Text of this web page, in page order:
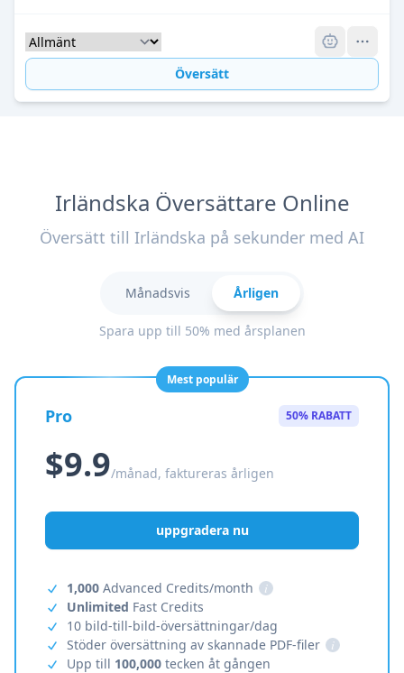
Översätt
Irländska Översättare Online
Översätt till Irländska på sekunder med AI
Månadsvis Årligen
Spara upp till 50% med årsplanen
Mest populär
Pro 50% RABATT
$9.9/månad, faktureras årligen
uppgradera nu
1,000 Advanced Credits/month
i
Unlimited Fast Credits
10 bild-till-bild-översättningar/dag
Stöder översättning av skannade PDF-filer
i
Upp till 100,000 tecken åt gången